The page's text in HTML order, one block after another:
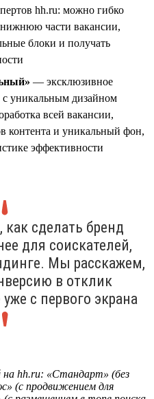
hh.ru: можно гибко
части вакансии,
блоки и получать
— эксклюзивное
уникальным дизайном
всей вакансии,
контента и уникальный фон,
эффективности
как сделать бренд
для соискателей,
Мы расскажем,
в отклик
с первого экрана
на hh.ru: «Стандарт» (без
(с продвижением для